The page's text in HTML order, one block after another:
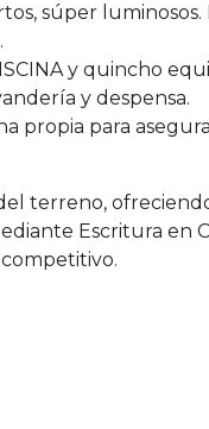
súper
y quincho
y despensa.
propia para
terreno,
Escritura en